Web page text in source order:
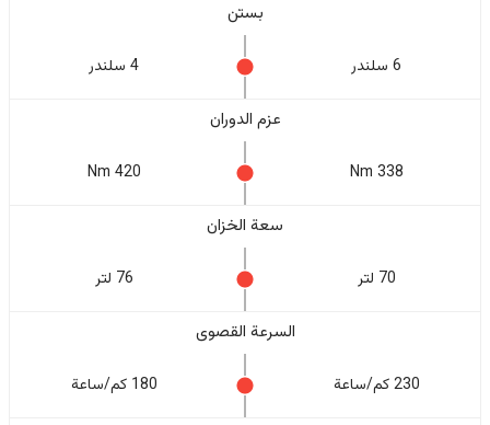
بستن
6 سلندر 4 سلندر
عزم الدوران
338 Nm
420 Nm
سعة الخزان
70 لتر 76 لتر
السرعة القصوى
230 كم/ساعة 180 كم/ساعة